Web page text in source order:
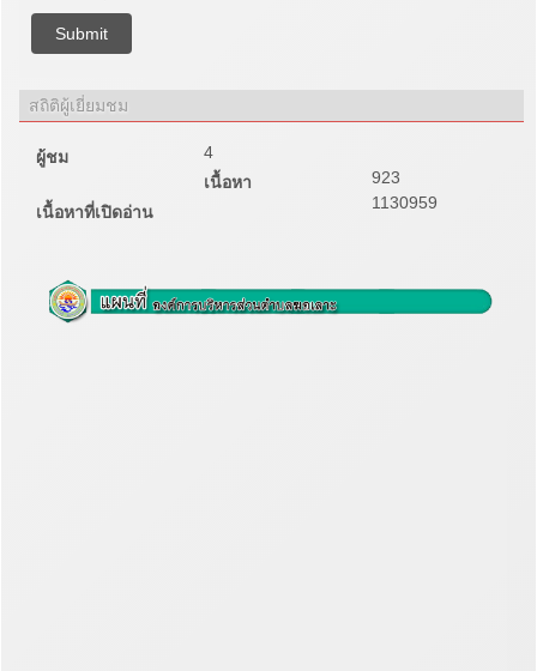
สถิติผู้เยี่ยมชม
ผู้ชม
4
เนื้อหา
923
เนื้อหาที่เปิดอ่าน
1130959